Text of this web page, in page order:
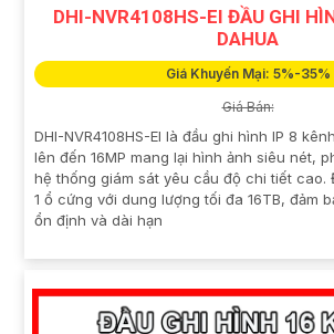
DHI-NVR4108HS-EI ĐẦU GHI
DAHUA
Giá Khuyến Mại: 5%-35%
Giá Bán:
DHI-NVR4108HS-EI là đầu ghi hình IP 8
lên đến 16MP mang lại hình ảnh siêu nét,
hệ thống giám sát yêu cầu độ chi tiết cao.
1 ổ cứng với dung lượng tối đa 16TB, đảm
ổn định và dài hạn